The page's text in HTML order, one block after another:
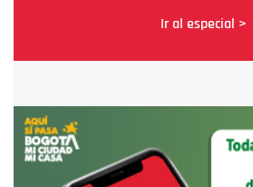
Ir al especial >